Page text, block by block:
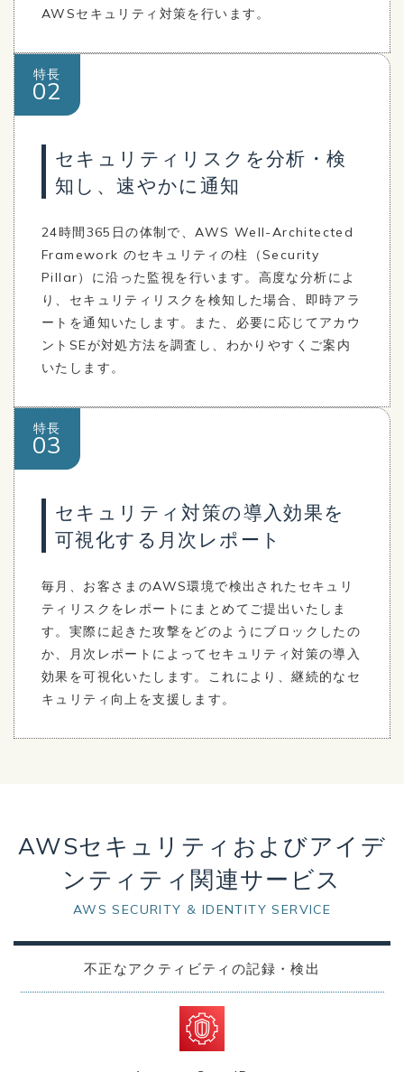
AWSセキュリティ対策を行います。
特長
02
セキュリティリスクを分析・検
知し、速やかに通知
24時間365日の体制で、AWS Well-Architected
Framework のセキュリティの柱（Security
Pillar）に沿った監視を行います。高度な分析によ
り、セキュリティリスクを検知した場合、即時アラ
ートを通知いたします。また、必要に応じてアカウ
ントSEが対処方法を調査し、わかりやすくご案内
いたします。
特長
03
セキュリティ対策の導入効果を
可視化する月次レポート
毎月、お客さまのAWS環境で検出されたセキュリ
ティリスクをレポートにまとめてご提出いたしま
す。実際に起きた攻撃をどのようにブロックしたの
か、月次レポートによってセキュリティ対策の導入
効果を可視化いたします。これにより、継続的なセ
キュリティ向上を支援します。
AWSセキュリティおよびアイデ
ンティティ関連サービス
AWS SECURITY & IDENTITY SERVICE
不正なアクティビティの記録・検出